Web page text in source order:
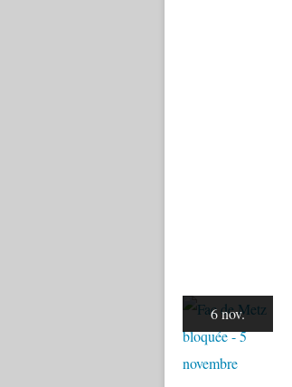
6 nov.